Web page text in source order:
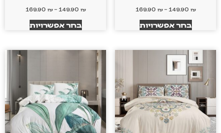
149.90 ₪
–
169.90 ₪
בחר אפשרויות
149.90 ₪
–
169.90 ₪
בחר אפשרויות